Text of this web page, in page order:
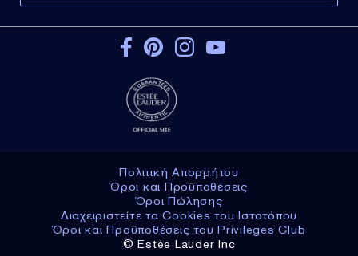
Πολιτική Απορρήτου
Όροι και Προϋποθέσεις
Όροι Πώλησης
Διαχειριστείτε τα Cookies του Ιστοτόπου
Όροι και Προϋποθέσεις του Privileges Club
© Estée Lauder Inc